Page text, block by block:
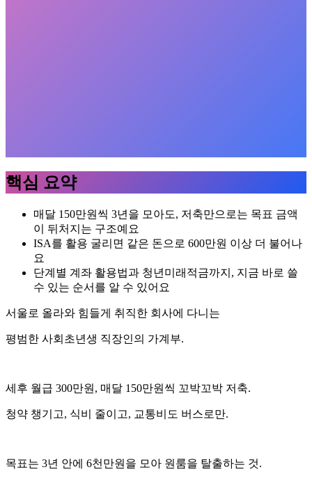
핵심 요약
매달 150만원씩 3년을 모아도, 저축만으로는 목표 금액
이 뒤처지는 구조예요
ISA를 활용 굴리면 같은 돈으로 600만원 이상 더 불어나
요
단계별 계좌 활용법과 청년미래적금까지, 지금 바로 쓸
수 있는 순서를 알 수 있어요
서울로 올라와 힘들게 취직한 회사에 다니는
평범한 사회초년생 직장인의 가계부.
세후 월급 300만원, 매달 150만원씩 꼬박꼬박 저축.
청약 챙기고, 식비 줄이고, 교통비도 버스로만.
목표는 3년 안에 6천만원을 모아 원룸을 탈출하는 것.